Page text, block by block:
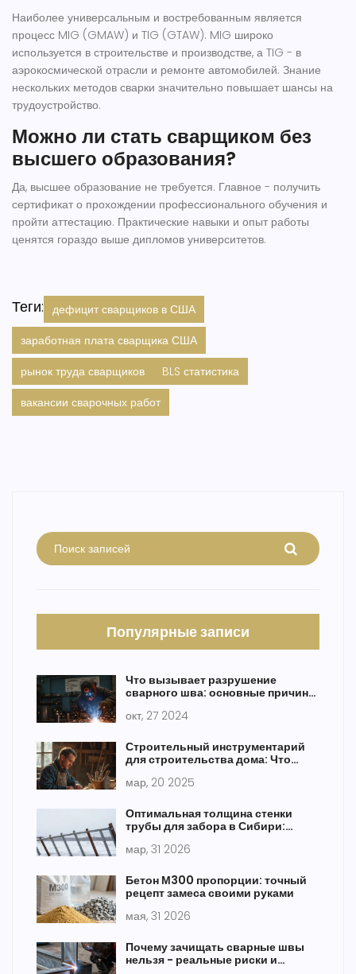
Наиболее универсальным и востребованным является
процесс MIG (GMAW) и TIG (GTAW). MIG широко
используется в строительстве и производстве, а TIG - в
аэрокосмической отрасли и ремонте автомобилей. Знание
нескольких методов сварки значительно повышает шансы на
трудоустройство.
Можно ли стать сварщиком без
высшего образования?
Да, высшее образование не требуется. Главное - получить
сертификат о прохождении профессионального обучения и
пройти аттестацию. Практические навыки и опыт работы
ценятся гораздо выше дипломов университетов.
Теги: дефицит сварщиков в США
заработная плата сварщика США
рынок труда сварщиков
BLS статистика
вакансии сварочных работ
Популярные записи
Что вызывает разрушение
сварного шва: основные причины
окт, 27 2024
Строительный инструментарий
для строительства дома: Что
мар, 20 2025
Оптимальная толщина стенки
трубы для забора в Сибири:
мар, 31 2026
Бетон М300 пропорции: точный
рецепт замеса своими руками
мая, 31 2026
Почему зачищать сварные швы
нельзя - реальные риски и